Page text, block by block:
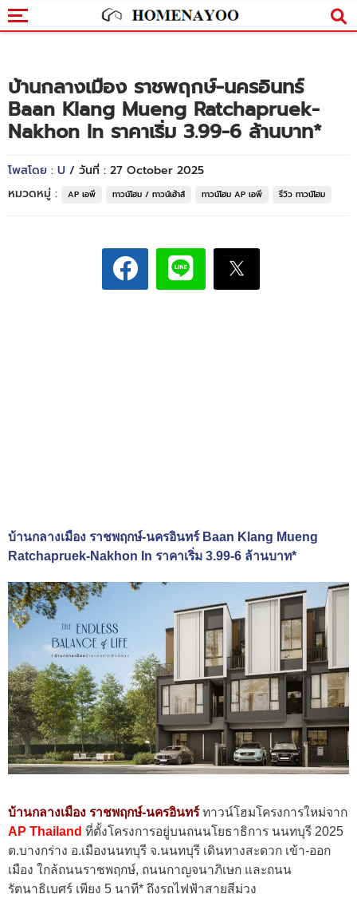
บ้านกลางเมือง ราชพฤกษ์-นครอินทร์
Baan Klang Mueng Ratchapruek-
Nakhon In ราคาเริ่ม 3.99-6 ล้านบาท*
โพสโดย : U / วันที่ : 27 October 2025
หมวดหมู่ :
AP เอพี ทาวน์โฮม / ทาวน์เฮ้าส์ ทาวน์โฮม AP เอพี รีวิว ทาวน์โฮม
บ้านกลางเมือง ราชพฤกษ์-นครอินทร์ Baan Klang Mueng
Ratchapruek-Nakhon In ราคาเริ่ม 3.99-6 ล้านบาท*
บ้านกลางเมือง ราชพฤกษ์-นครอินทร์ทาวน์โฮมโครงการใหม่จาก
AP Thailand ที่ตั้งโครงการอยู่บนถนนโยธาธิการ นนทบุรี 2025
ต.บางกร่าง อ.เมืองนนทบุรี จ.นนทบุรี เดินทางสะดวก เข้า-ออก
เมือง ใกล้ถนนราชพฤกษ์, ถนนกาญจนาภิเษก และถนน
รัตนาธิเบศร์ เพียง 5 นาที* ถึงรถไฟฟ้าสายสีม่วง